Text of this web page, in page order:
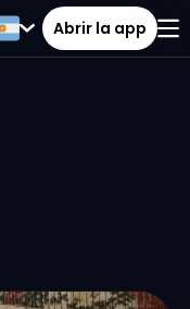
Abrir la app